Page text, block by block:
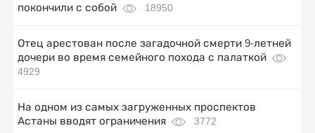
покончили с собой
18950
Отец арестован после загадочной смерти 9-летней
дочери во время семейного похода с палаткой
4929
На одном из самых загруженных проспектов
Астаны вводят ограничения
3772